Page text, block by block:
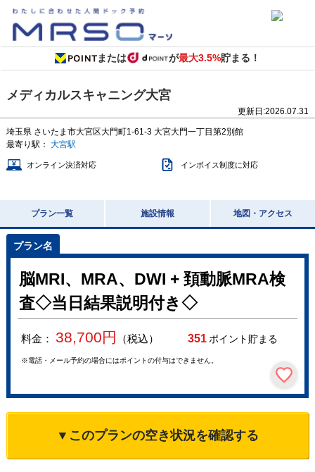
または が最大3.5%貯まる！
メディカルスキャニング大宮
更新日:2026.07.31
埼玉県 さいたま市大宮区大門町1-61-3 大宮大門一丁目第2別館
最寄り駅： 大宮駅
オンライン決済対応 インボイス制度に対応
プラン一覧 施設情報 地図・アクセス
脳MRI、MRA、DWI + 頚動脈MRA検
査◇当日結果説明付き◇
料金： 38,700円 （税込） 351ポイント貯まる
※電話・メール予約の場合にはポイントの付与はできません。
▼このプランの空き状況を確認する